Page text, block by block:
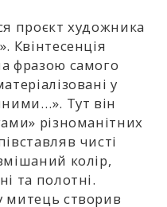
проєкт художника
Квінтесенція
фразою самого
у
Тут він
різноманітних
чисті
колір,
та полотні.
митець створив